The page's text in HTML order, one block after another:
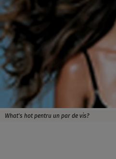
What's hot pentru un par de vis?